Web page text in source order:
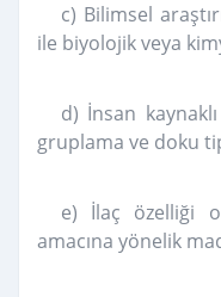
c) Bilimsel
ile biyolojik veya
d) İnsan
gruplama ve doku
e) İlaç özelliği
amacına yönelik